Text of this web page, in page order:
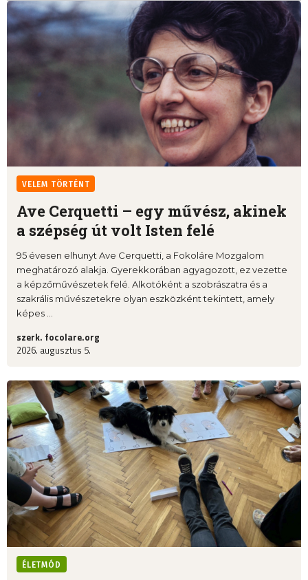
VELEM TÖRTÉNT
Ave Cerquetti – egy művész, akinek
a szépség út volt Isten felé
95 évesen elhunyt Ave Cerquetti, a Fokoláre Mozgalom
meghatározó alakja. Gyerekkorában agyagozott, ez vezette
a képzőművészetek felé. Alkotóként a szobrászatra és a
szakrális művészetekre olyan eszközként tekintett, amely
képes ...
szerk. focolare.org
2026. augusztus 5.
ÉLETMÓD